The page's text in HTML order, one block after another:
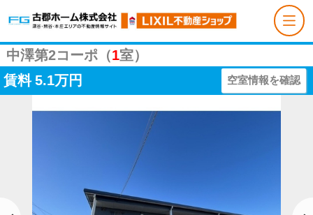
中澤第2コーポ（1室）
賃料 5.1万円 空室情報を確認